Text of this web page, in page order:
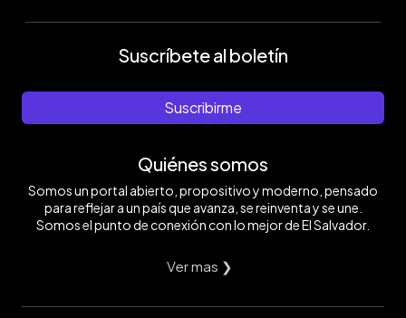
Suscríbete al boletín
Suscribirme
Quiénes somos
Somos un portal abierto, propositivo y moderno, pensado
para reflejar a un país que avanza, se reinventa y se une.
Somos el punto de conexión con lo mejor de El Salvador.
Ver mas ❯